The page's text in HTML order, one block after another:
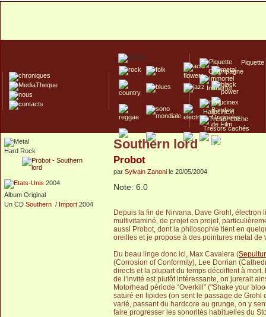
Piquette
Champagne
Immortel
Hallucinex!
Trésors cachés
Culte/Collector
Hard Rock
2004
Album Original
Un CD Southern / Import 2004
Southern lord
Probot
par Sylvain Zanoni le 20/05/2004
Note: 6.0
Depuis la fin de Nirvana, Dave Grohl,
multivitaminé, de projet en projet,
aussi Probot, dont la philosophie tient en
oreilles et je propose à des pointures metal de
Du beau linge donc ici, Max Cavalera (
(Corrosion of Conformity), Lee Dorrian
directs et la plupart du temps décoiffent à
de l’invité est plutôt intéressante, on jurerait
Motorhead période “Overkill” ("Shake your
saturé en lipides (on sent le passage de Grohl
varié, passant du hardcore au grunge, on y
faire progresser les sonorités habituelles du